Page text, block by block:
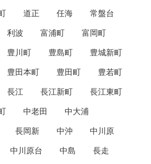
道正 任海
常盤台
利波 富浦町
富岡町
豊川町 豊島町
豊城新町
豊田本町 豊田町
豊若町
長江 長江新町
長江東町
中老田
中大浦
長岡新 中沖
中川原
中川原台 中島
長走